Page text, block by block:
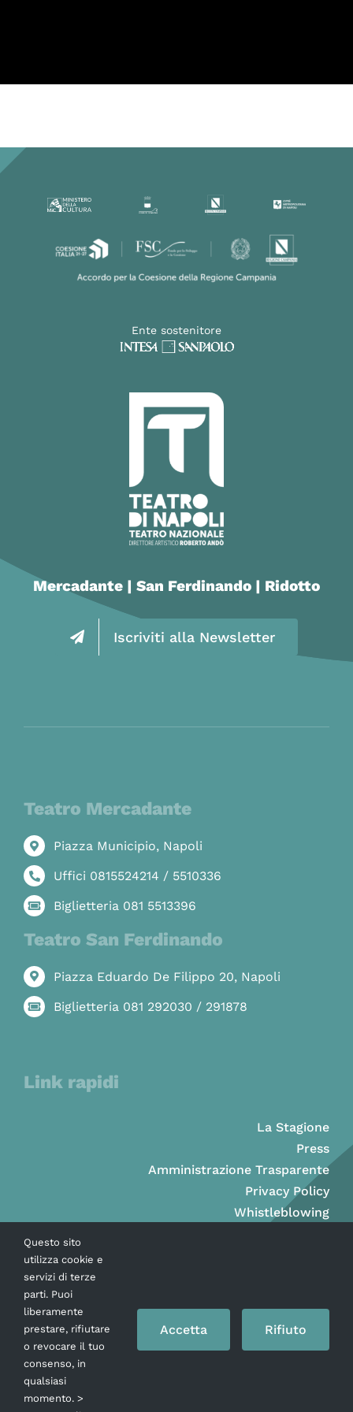
Ente sostenitore
Mercadante | San Ferdinando | Ridotto
Iscriviti alla Newsletter
Teatro Mercadante
Piazza Municipio, Napoli
Uffici 0815524214 / 5510336
Biglietteria 081 5513396
Teatro San Ferdinando
Piazza Eduardo De Filippo 20, Napoli
Biglietteria 081 292030 / 291878
Link rapidi
La Stagione
Press
Amministrazione Trasparente
Privacy Policy
Whistleblowing
Questo sito
utilizza cookie e
servizi di terze
parti. Puoi
liberamente
prestare, rifiutare
o revocare il tuo
consenso, in
qualsiasi
momento. >
Accetta Rifiuto